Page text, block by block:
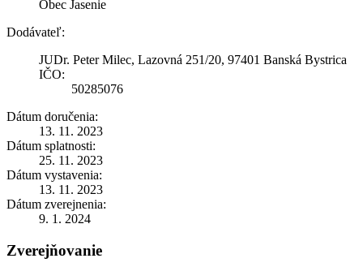
Obec Jasenie
Dodávateľ:
JUDr. Peter Milec, Lazovná 251/20, 97401 Banská Bystrica
IČO:
50285076
Dátum doručenia:
13. 11. 2023
Dátum splatnosti:
25. 11. 2023
Dátum vystavenia:
13. 11. 2023
Dátum zverejnenia:
9. 1. 2024
Zverejňovanie